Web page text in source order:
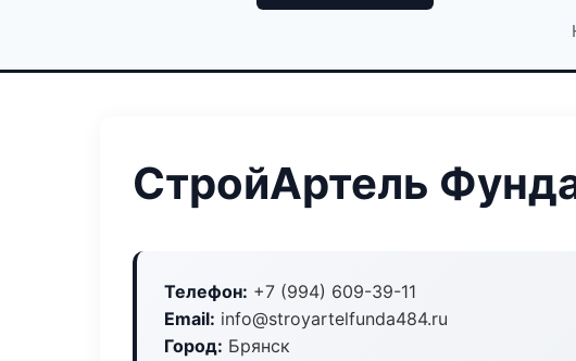
СтройАртель
Телефон: +7 (994) 609-39-11
Email: info@stroyartelfunda484.ru
Город: Брянск